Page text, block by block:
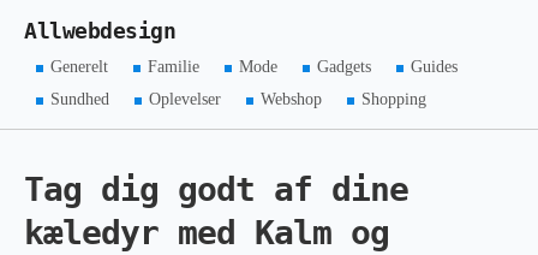
Allwebdesign
Generelt Familie Mode Gadgets
Guides
Sundhed
Oplevelser Webshop Shopping
Tag dig godt af dine
kæledyr med Kalm og